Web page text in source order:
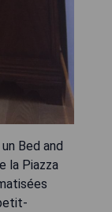
Bed and
la Piazza